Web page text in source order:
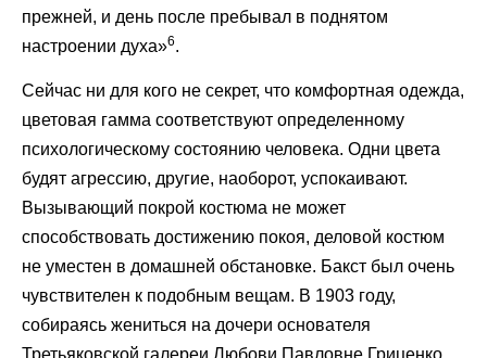
прежней, и день после пребывал в поднятом
настроении духа»6.
Сейчас ни для кого не секрет, что комфортная одежда,
цветовая гамма соответствуют определенному
психологическому состоянию человека. Одни цвета
будят агрессию, другие, наоборот, успокаивают.
Вызывающий покрой костюма не может
способствовать достижению покоя, деловой костюм
не уместен в домашней обстановке. Бакст был очень
чувствителен к подобным вещам. В 1903 году,
собираясь жениться на дочери основателя